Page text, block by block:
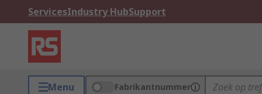
ServicesIndustry HubSupport
Menu Fabrikantnummer